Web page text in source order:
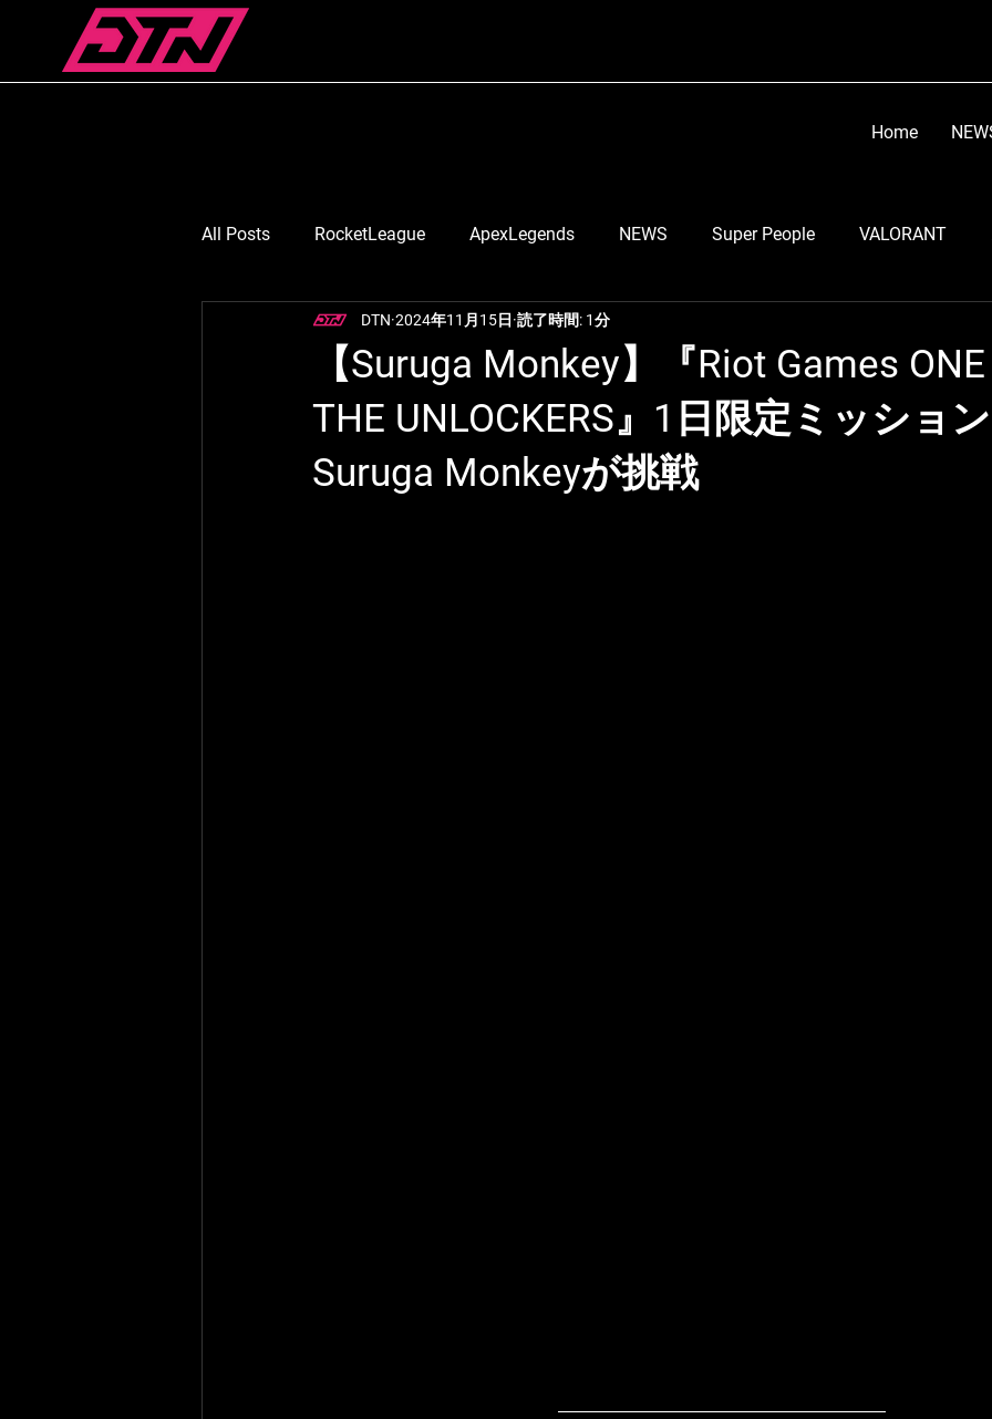
Home
All Posts RocketLeague ApexLegends NEWS Super People VALORANT
スマブラ Suruga Monkey 顔芸 らい子
七浬憂/ななりうい 月島ごう LEIA スマブラ部門 ちくのぼ
【Suruga Monkey】『Riot Games
THE UNLOCKERS』1日限定ミッショ
Suruga Monkeyが挑戦
DTN 2024年11月15日 読了時間: 1分